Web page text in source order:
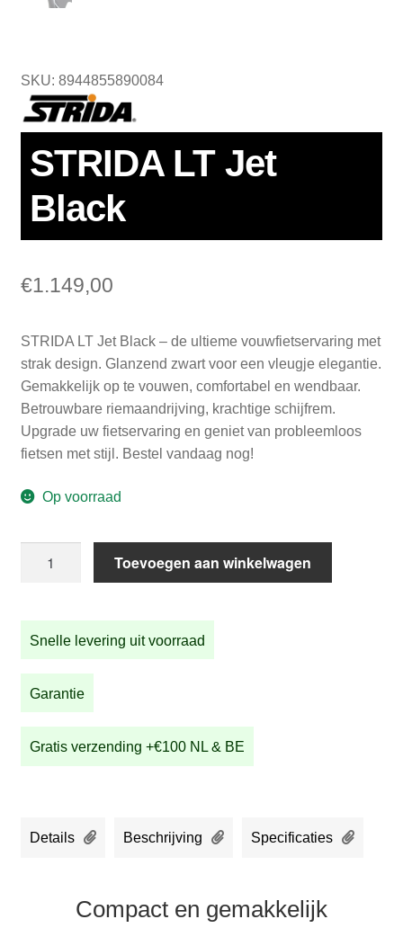
SKU: 8944855890084
STRIDA LT Jet
Black
€1.149,00
STRIDA LT Jet Black – de ultieme vouwfietservaring met
strak design. Glanzend zwart voor een vleugje elegantie.
Gemakkelijk op te vouwen, comfortabel en wendbaar.
Betrouwbare riemaandrijving, krachtige schijfrem.
Upgrade uw fietservaring en geniet van probleemloos
fietsen met stijl. Bestel vandaag nog!
Op voorraad
Black
aantal
Toevoegen aan winkelwagen
Snelle levering uit voorraad
Garantie
Gratis verzending +€100 NL & BE
Details Beschrijving Specificaties
Compact en gemakkelijk